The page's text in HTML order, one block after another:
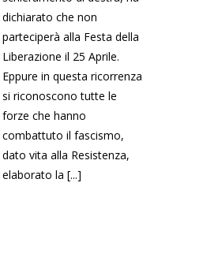
dichiarato che non
parteciperà alla Festa della
Liberazione il 25 Aprile.
Eppure in questa ricorrenza
si riconoscono tutte le
forze che hanno
combattuto il fascismo,
dato vita alla Resistenza,
elaborato la [...]